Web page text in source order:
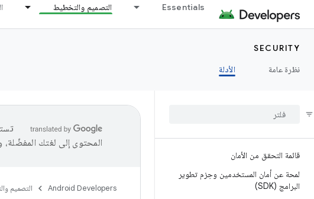
Essentials التصميم والتخطيط
SECURITY
نظرة عامة
الأدلة
قائمة التحقق من الأمان
لمحة عن أمان المستخدمين وحِزم تطوير
البرامج (SDK)
المحتوى إلى لغتك
Android Developers التصميم